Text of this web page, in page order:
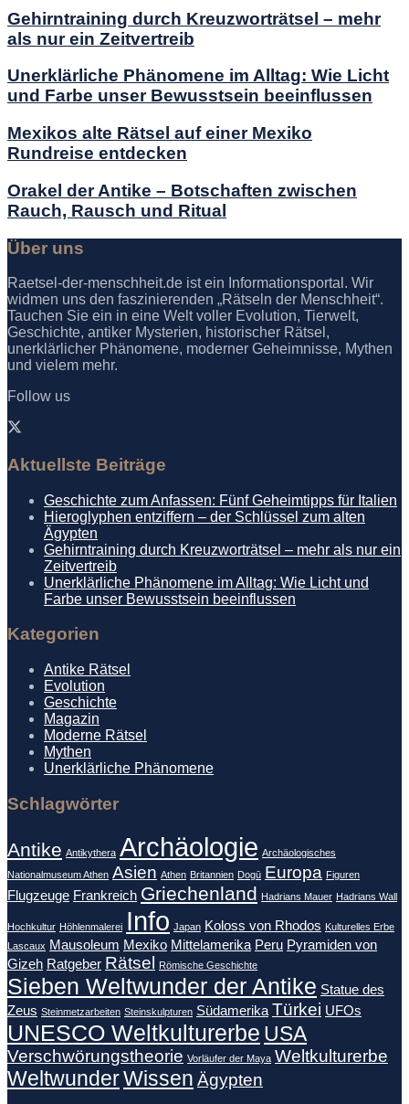
Gehirntraining durch Kreuzworträtsel – mehr
als nur ein Zeitvertreib
Unerklärliche Phänomene im Alltag: Wie Licht
und Farbe unser Bewusstsein beeinflussen
Mexikos alte Rätsel auf einer Mexiko
Rundreise entdecken
Orakel der Antike – Botschaften zwischen
Rauch, Rausch und Ritual
Über uns
Raetsel-der-menschheit.de ist ein Informationsportal. Wir
widmen uns den faszinierenden „Rätseln der Menschheit“.
Tauchen Sie ein in eine Welt voller Evolution, Tierwelt,
Geschichte, antiker Mysterien, historischer Rätsel,
unerklärlicher Phänomene, moderner Geheimnisse, Mythen
und vielem mehr.
Follow us
Aktuellste Beiträge
Geschichte zum Anfassen: Fünf Geheimtipps für Italien
Hieroglyphen entziffern – der Schlüssel zum alten
Ägypten
Gehirntraining durch Kreuzworträtsel – mehr als nur ein
Zeitvertreib
Unerklärliche Phänomene im Alltag: Wie Licht und
Farbe unser Bewusstsein beeinflussen
Kategorien
Antike Rätsel
Evolution
Geschichte
Magazin
Moderne Rätsel
Mythen
Unerklärliche Phänomene
Schlagwörter
Antike Antikythera Archäologie Archäologisches
Nationalmuseum Athen Asien Athen Britannien Dogū Europa Figuren
Flugzeuge Frankreich Griechenland Hadrians Mauer Hadrians Wall
Hochkultur Höhlenmalerei Info Japan Koloss von Rhodos Kulturelles Erbe
Lascaux Mausoleum Mexiko Mittelamerika Peru Pyramiden von
Gizeh Ratgeber Rätsel Römische Geschichte
Sieben Weltwunder der Antike Statue des
Zeus Steinmetzarbeiten Steinskulpturen Südamerika Türkei UFOs
UNESCO Weltkulturerbe USA
Verschwörungstheorie Vorläufer der Maya Weltkulturerbe
WeltwunderWissen Ägypten